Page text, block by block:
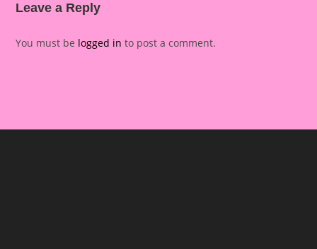
Leave a Reply
You must be logged in to post a comment.